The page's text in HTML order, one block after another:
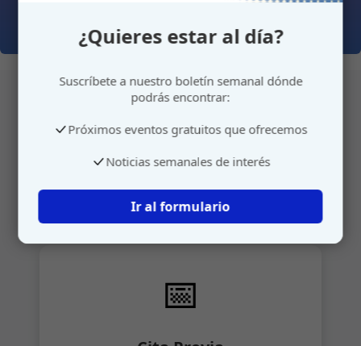
Atención personalizada
manera rápida y sencilla.
📅
¿Quieres estar al día?
Suscríbete a nuestro boletín semanal dónde
podrás encontrar:
Próximos eventos gratuitos que ofrecemos
Noticias semanales de interés
Ir al formulario